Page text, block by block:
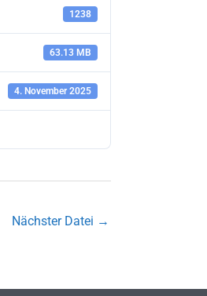
1238
63.13 MB
4. November 2025
Nächster Datei →